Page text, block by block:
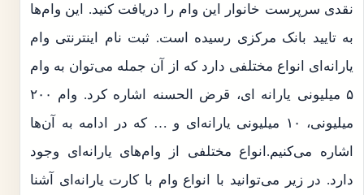
نقدی سرپرست خانوار این وام را دریافت کنید. این وام‌ها
به تایید بانک مرکزی رسیده است. ثبت نام اینترنتی وام
یارانه‌ای انواع مختلفی دارد که از آن جمله می‌توان به وام
۵ میلیونی یارانه ای، قرض الحسنه اشاره کرد. وام ۲۰۰
میلیونی، ۱۰ میلیونی یارانه‌ای و … که در ادامه به آن‌ها
اشاره می‌کنیم.انواع مختلفی از وام‌های یارانه‌ای وجود
دارد. در زیر می‌توانید با انواع وام با کارت یارانه‌ای آشنا